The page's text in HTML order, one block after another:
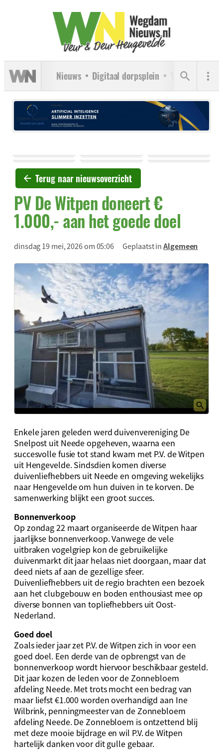
Nieuws Digitaal dorpsplein Verenigingen
Terug naar nieuwsoverzicht
PV De Witpen doneert €
1.000,- aan het goede doel
dinsdag 19 mei, 2026 om 05:06 Geplaatst inAlgemeen
Enkele jaren geleden werd duivenvereniging De
Snelpost uit Neede opgeheven, waarna een
succesvolle fusie tot stand kwam met P.V. de Witpen
uit Hengevelde. Sindsdien komen diverse
duivenliefhebbers uit Neede en omgeving wekelijks
naar Hengevelde om hun duiven in te korven. De
samenwerking blijkt een groot succes.
Bonnenverkoop
Op zondag 22 maart organiseerde de Witpen haar
jaarlijkse bonnenverkoop. Vanwege de vele
uitbraken vogelgriep kon de gebruikelijke
duivenmarkt dit jaar helaas niet doorgaan, maar dat
deed niets af aan de gezellige sfeer.
Duivenliefhebbers uit de regio brachten een bezoek
aan het clubgebouw en boden enthousiast mee op
diverse bonnen van topliefhebbers uit Oost-
Nederland.
Goed doel
Zoals ieder jaar zet P.V. de Witpen zich in voor een
goed doel. Een derde van de opbrengst van de
bonnenverkoop wordt hiervoor beschikbaar gesteld.
Dit jaar kozen de leden voor de Zonnebloem
afdeling Neede. Met trots mocht een bedrag van
maar liefst €1.000 worden overhandigd aan Ine
Wilbrink, penningmeester van de Zonnebloem
afdeling Neede. De Zonnebloem is ontzettend blij
met deze mooie bijdrage en wil P.V. de Witpen
hartelijk danken voor dit gulle gebaar.